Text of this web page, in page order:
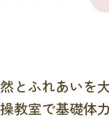
とふれあいを
教室で基礎体